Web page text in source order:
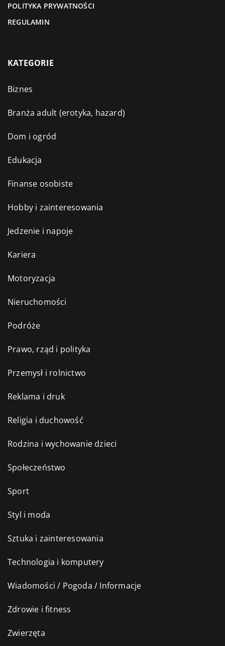
POLITYKA PRYWATNOŚCI
REGULAMIN
KATEGORIE
Biznes
Branża adult (erotyka, hazard)
Dom i ogród
Edukacja
Finanse osobiste
Hobby i zainteresowania
Jedzenie i napoje
Kariera
Motoryzacja
Nieruchomości
Podróże
Prawo, rząd i polityka
Przemysł i rolnictwo
Reklama i druk
Religia i duchowość
Rodzina i wychowanie dzieci
Społeczeństwo
Sport
Styl i moda
Sztuka i zainteresowania
Technologia i komputery
Wiadomości / Pogoda / Informacje
Zdrowie i fitness
Zwierzęta